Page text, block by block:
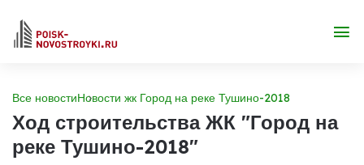
Все новостиНовости жк Город на реке Тушино-2018
Ход строительства ЖК "Город на
реке Тушино-2018"